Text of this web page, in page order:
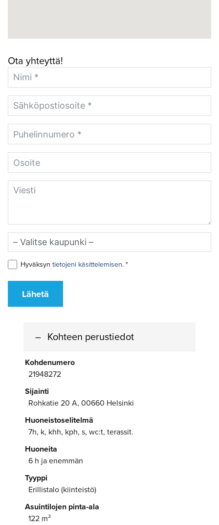
Ota yhteyttä!
Hyväksyn tietojeni käsittelemisen. *
Lähetä
Kohteen perustiedot
Kohdenumero
21948272
Sijainti
Rohkatie 20 A, 00660 Helsinki
Huoneistoselitelmä
7h, k, khh, kph, s, wc:t, terassit.
Huoneita
6 h ja enemmän
Tyyppi
Erillistalo (kiinteistö)
Asuintilojen pinta-ala
122 m²